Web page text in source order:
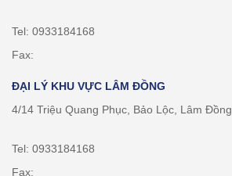
Tel: 0933184168
Fax:
ĐẠI LÝ KHU VỰC LÂM ĐỒNG
4/14 Triệu Quang Phục, Bảo Lộc, Lâm Đồng
Tel: 0933184168
Fax: